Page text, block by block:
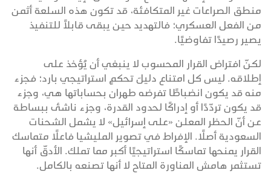
منطق الصراعات غير المتكافئة، قد تكون هذه السلعة أثمن
من الفعل العسكري؛ فالتهديد حين يبقى قابلاً للتنفيذ
يصير رصيدًا تفاوضيًا.
لكنّ افتراض القرار المحسوب لا ينبغي أن يُؤخذ على
إطلاقه. ليس كل امتناع دليلَ تحكمٍ استراتيجي بارد؛ فجزء
منه قد يكون انضباطًا تفرضه طهران بحساباتها هي، وجزء
قد يكون تردّدًا أو إدراكًا لحدود القدرة، وجزء ناشئ ببساطة
عن أنّ الحظر المعلن «على إسرائيل» لا يشمل الشحنات
السعودية أصلًا. الإفراط في تصوير المليشيا فاعلًا متماسك
القرار يمنحها تماسكًا استراتيجيًا أكبر مما تملك. الأدقّ أنها
تستثمر هامش المناورة المتاح لا أنها تصنعه بالكامل.